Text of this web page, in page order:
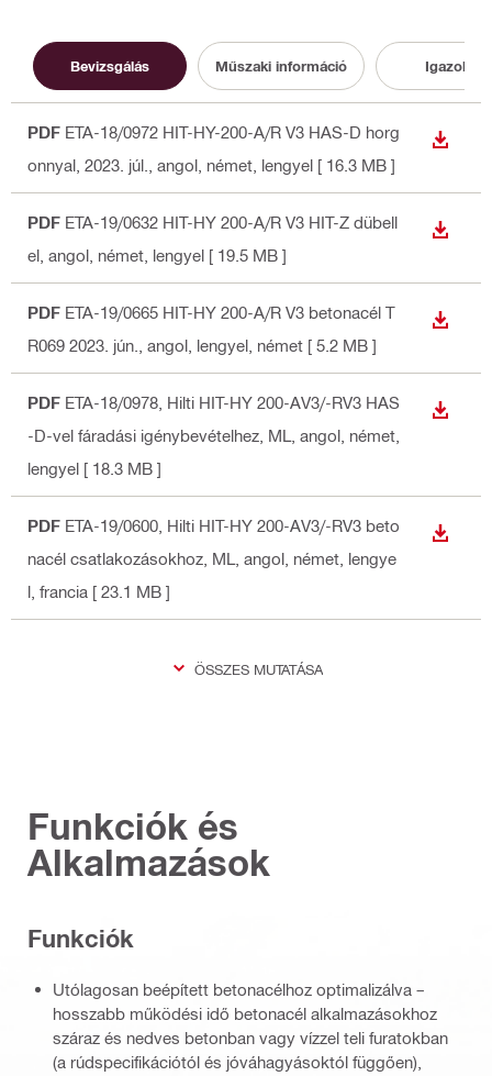
Bevizsgálás Műszaki információ Igazolás
PDF ETA-18/0972 HIT-HY-200-A/R V3 HAS-D horg
onnyal, 2023. júl.
, angol, német, lengyel [ 16.3 MB ]
PDF ETA-19/0632 HIT-HY 200-A/R V3 HIT-Z dübell
el , angol, német, lengyel [ 19.5 MB ]
PDF ETA-19/0665 HIT-HY 200-A/R V3 betonacél T
R069 2023. jún.
, angol, lengyel, német [ 5.2 MB ]
PDF ETA-18/0978, Hilti HIT-HY 200-AV3/-RV3 HAS
-D-vel fáradási igénybevételhez, ML , angol, német,
lengyel [ 18.3 MB ]
PDF ETA-19/0600, Hilti HIT-HY 200-AV3/-RV3 beto
nacél csatlakozásokhoz, ML , angol, német, lengye
l, francia [ 23.1 MB ]
ÖSSZES MUTATÁSA
Funkciók és
Alkalmazások
Funkciók
Utólagosan beépített betonacélhoz optimalizálva –
hosszabb működési idő betonacél alkalmazásokhoz
száraz és nedves betonban vagy vízzel teli furatokban
(a rúdspecifikációtól és jóváhagyásoktól függően),